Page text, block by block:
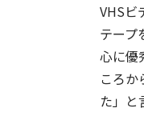
VHSビ
テープ
心に優
ころ
た」と